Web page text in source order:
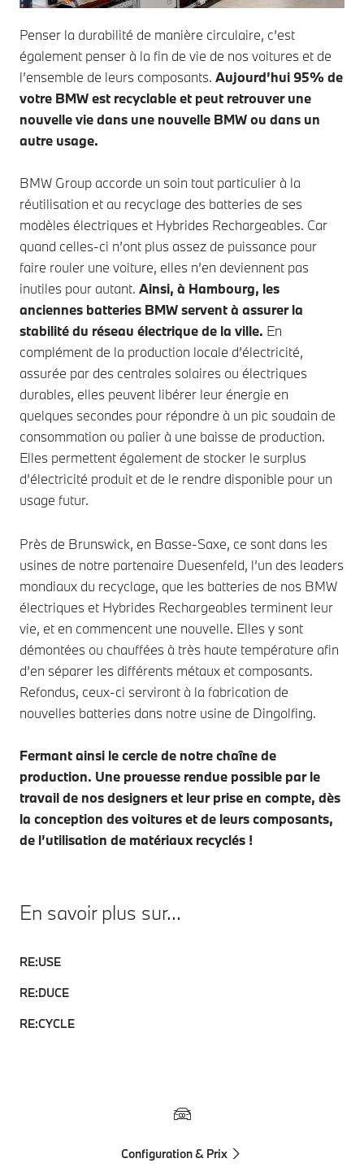
Penser la durabilité de manière circulaire, c’est
également penser à la fin de vie de nos voitures et de
l’ensemble de leurs composants. Aujourd’hui 95% de
votre BMW est recyclable et peut retrouver une
nouvelle vie dans une nouvelle BMW ou dans un
autre usage.
BMW Group accorde un soin tout particulier à la
réutilisation et au recyclage des batteries de ses
modèles électriques et Hybrides Rechargeables. Car
quand celles-ci n’ont plus assez de puissance pour
faire rouler une voiture, elles n’en deviennent pas
inutiles pour autant. Ainsi, à Hambourg, les
anciennes batteries BMW servent à assurer la
stabilité du réseau électrique de la ville. En
complément de la production locale d’électricité,
assurée par des centrales solaires ou électriques
durables, elles peuvent libérer leur énergie en
quelques secondes pour répondre à un pic soudain de
consommation ou palier à une baisse de production.
Elles permettent également de stocker le surplus
d’électricité produit et de le rendre disponible pour un
usage futur.
Près de Brunswick, en Basse-Saxe, ce sont dans les
usines de notre partenaire Duesenfeld, l’un des leaders
mondiaux du recyclage, que les batteries de nos BMW
électriques et Hybrides Rechargeables terminent leur
vie, et en commencent une nouvelle. Elles y sont
démontées ou chauffées à très haute température afin
d’en séparer les différents métaux et composants.
Refondus, ceux-ci serviront à la fabrication de
nouvelles batteries dans notre usine de Dingolfing.
Fermant ainsi le cercle de notre chaîne de
production. Une prouesse rendue possible par le
travail de nos designers et leur prise en compte, dès
la conception des voitures et de leurs composants,
de l’utilisation de matériaux recyclés !
En savoir plus sur...
RE:USE
RE:DUCE
RE:CYCLE
Configuration & Prix